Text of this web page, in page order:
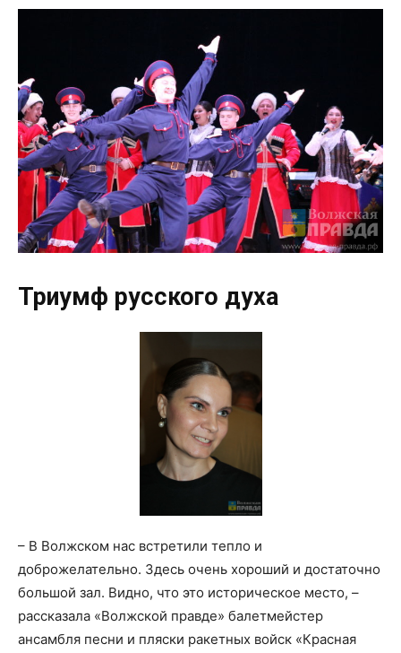
Триумф русского духа
– В Волжском нас встретили тепло и
доброжелательно. Здесь очень хороший и достаточно
большой зал. Видно, что это историческое место, –
рассказала «Волжской правде» балетмейстер
ансамбля песни и пляски ракетных войск «Красная